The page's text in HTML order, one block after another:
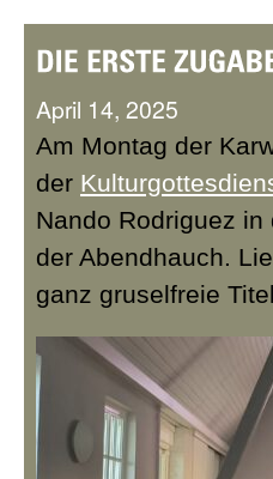
April 14, 2025
Am Montag der
der
Nando Rodriguez
der Abendhauch.
ganz gruselfreie